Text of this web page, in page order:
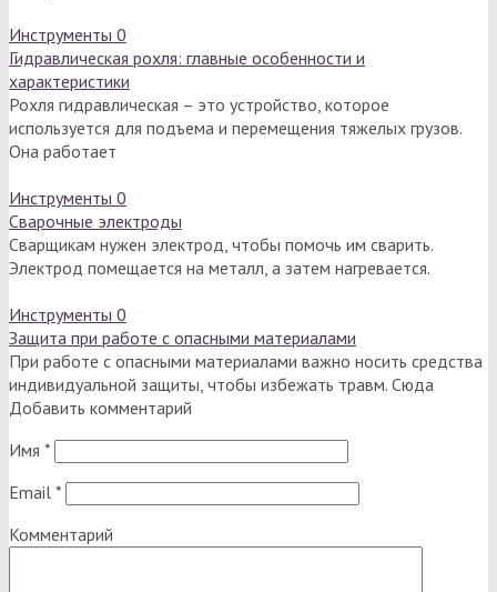
Инструменты 0
Гидравлическая рохля: главные особенности и
характеристики
Рохля гидравлическая – это устройство, которое
используется для подъема и перемещения тяжелых грузов.
Она работает
Инструменты 0
Сварочные электроды
Сварщикам нужен электрод, чтобы помочь им сварить.
Электрод помещается на металл, а затем нагревается.
Инструменты 0
Защита при работе с опасными материалами
При работе с опасными материалами важно носить средства
индивидуальной защиты, чтобы избежать травм. Сюда
Добавить комментарий
Имя *
Email *
Комментарий